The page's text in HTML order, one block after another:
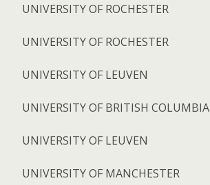
UNIVERSITY OF ROCHESTER
UNIVERSITY OF ROCHESTER
UNIVERSITY OF LEUVEN
UNIVERSITY OF BRITISH COLUMBIA
UNIVERSITY OF LEUVEN
UNIVERSITY OF MANCHESTER